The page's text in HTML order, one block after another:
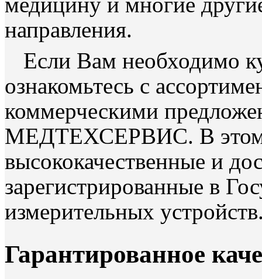
направления.
Если Вам необходимо
ознакомьтесь с
коммерческими
МЕДТЕХСЕРВИС. В этом
высококачественные и
зарегистрированные в
измерительных
Гарантированное